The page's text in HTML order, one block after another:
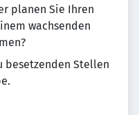
planen Sie Ihren
wachsenden
besetzenden Stellen